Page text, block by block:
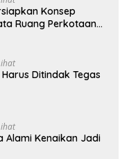
Konsep
Ruang Perkotaan
Ditindak Tegas
Alami Kenaikan Jadi